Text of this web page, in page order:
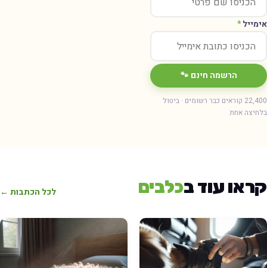
אימייל*
הרשמה חינם 🐾
22,400 קוראים כבר רשומים · ביטול
בלחיצה אחת
קראו עוד בכלבים לכל הכתבות ←